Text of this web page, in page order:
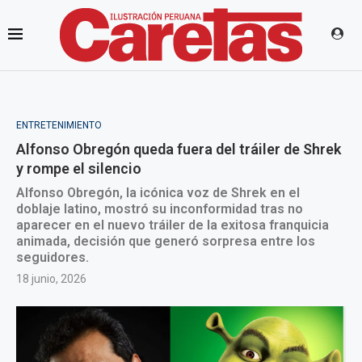
ENTRETENIMIENTO
Alfonso Obregón queda fuera del tráiler de Shrek
y rompe el silencio
Alfonso Obregón, la icónica voz de Shrek en el
doblaje latino, mostró su inconformidad tras no
aparecer en el nuevo tráiler de la exitosa franquicia
animada, decisión que generó sorpresa entre los
seguidores.
18 junio, 2026